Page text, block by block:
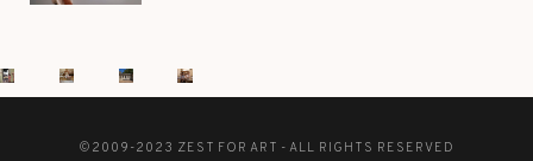
©2009-2023 ZEST FOR ART - ALL RIGHTS RESERVED